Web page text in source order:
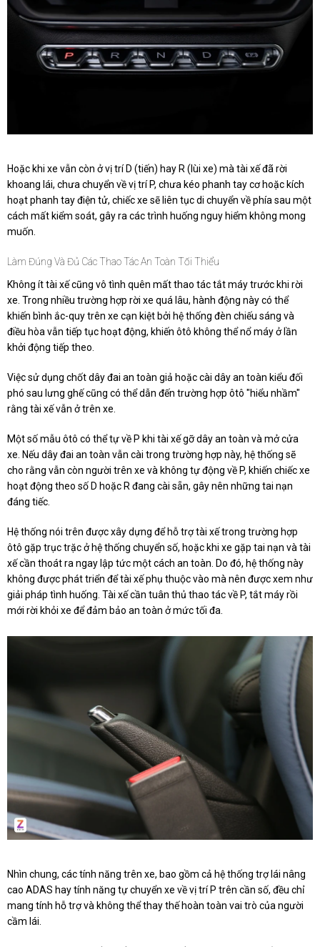
Hoặc khi xe vẫn còn ở vị trí D (tiến) hay R (lùi xe) mà tài xế đã rời
khoang lái, chưa chuyển về vị trí P, chưa kéo phanh tay cơ hoặc kích
hoạt phanh tay điện tử, chiếc xe sẽ liên tục di chuyển về phía sau một
cách mất kiểm soát, gây ra các trình huống nguy hiểm không mong
muốn.
Làm Đúng Và Đủ Các Thao Tác An Toàn Tối Thiểu
Không ít tài xế cũng vô tình quên mất thao tác tắt máy trước khi rời
xe. Trong nhiều trường hợp rời xe quá lâu, hành động này có thể
khiến bình ắc-quy trên xe cạn kiệt bởi hệ thống đèn chiếu sáng và
điều hòa vẫn tiếp tục hoạt động, khiến ôtô không thể nổ máy ở lần
khởi động tiếp theo.
Việc sử dụng chốt dây đai an toàn giả hoặc cài dây an toàn kiểu đối
phó sau lưng ghế cũng có thể dẫn đến trường hợp ôtô "hiểu nhầm"
rằng tài xế vẫn ở trên xe.
Một số mẫu ôtô có thể tự về P khi tài xế gỡ dây an toàn và mở cửa
xe. Nếu dây đai an toàn vẫn cài trong trường hợp này, hệ thống sẽ
cho rằng vẫn còn người trên xe và không tự động về P, khiến chiếc xe
hoạt động theo số D hoặc R đang cài sẵn, gây nên những tai nạn
đáng tiếc.
Hệ thống nói trên được xây dựng để hỗ trợ tài xế trong trường hợp
ôtô gặp trục trặc ở hệ thống chuyển số, hoặc khi xe gặp tai nạn và tài
xế cần thoát ra ngay lập tức một cách an toàn. Do đó, hệ thống này
không được phát triển để tài xế phụ thuộc vào mà nên được xem như
giải pháp tình huống. Tài xế cần tuân thủ thao tác về P, tắt máy rồi
mới rời khỏi xe để đảm bảo an toàn ở mức tối đa.
Nhìn chung, các tính năng trên xe, bao gồm cả hệ thống trợ lái nâng
cao ADAS hay tính năng tự chuyển xe về vị trí P trên cần số, đều chỉ
mang tính hỗ trợ và không thể thay thế hoàn toàn vai trò của người
cầm lái.